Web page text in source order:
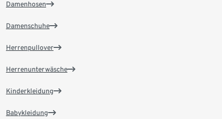
Damenhosen
Damenschuhe
Herrenpullover
Herrenunterwäsche
Kinderkleidung
Babykleidung